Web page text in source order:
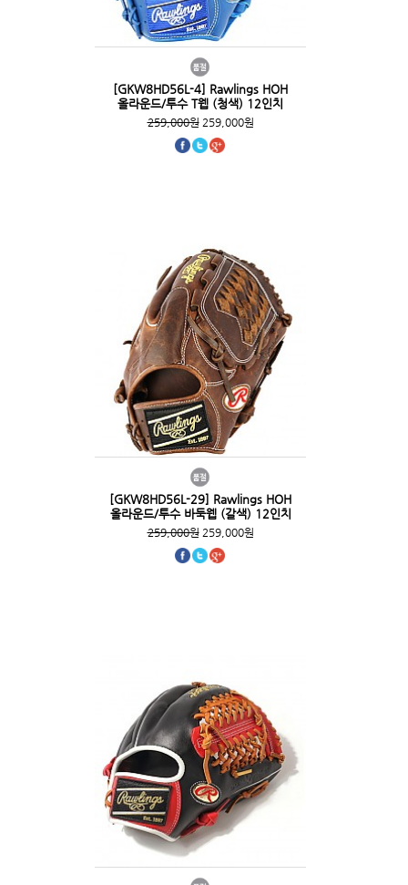
[GKW8HD56L-4] Rawlings HOH
올라운드/투수 T웹 (청색) 12인치
259,000원259,000원
[GKW8HD56L-29] Rawlings HOH
올라운드/투수 바둑웹 (갈색) 12인치
259,000원259,000원